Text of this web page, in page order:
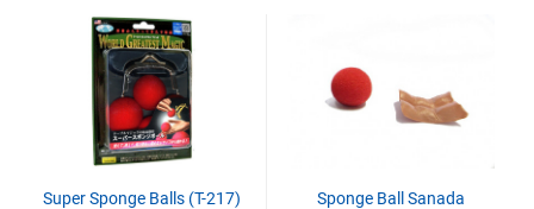
Super Sponge Balls (T-217)
Sponge Ball Sanada